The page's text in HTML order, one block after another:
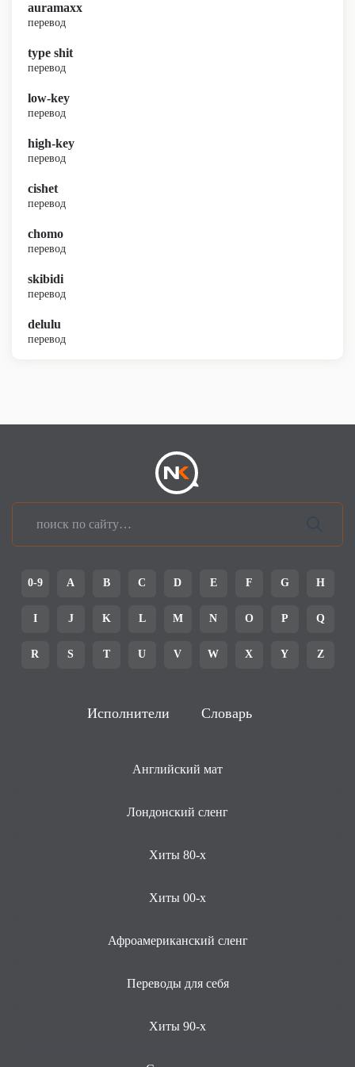
auramaxx
перевод
type shit
перевод
low-key
перевод
high-key
перевод
cishet
перевод
chomo
перевод
skibidi
перевод
delulu
перевод
0-9 A B C D E F G H
I J K L M N O P Q
R S T U V W X Y Z
Исполнители Словарь
Английский мат
Лондонский сленг
Хиты 80-х
Хиты 00-х
Афроамериканский сленг
Переводы для себя
Хиты 90-х